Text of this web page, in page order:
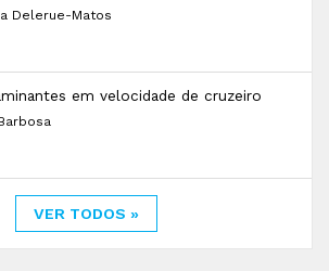
Delerue-Matos
em velocidade de cruzeiro
VER TODOS »